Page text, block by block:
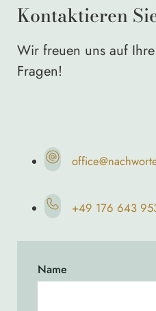
Kontaktieren
Wir freuen uns auf
Fragen!
+49 176 643
Name